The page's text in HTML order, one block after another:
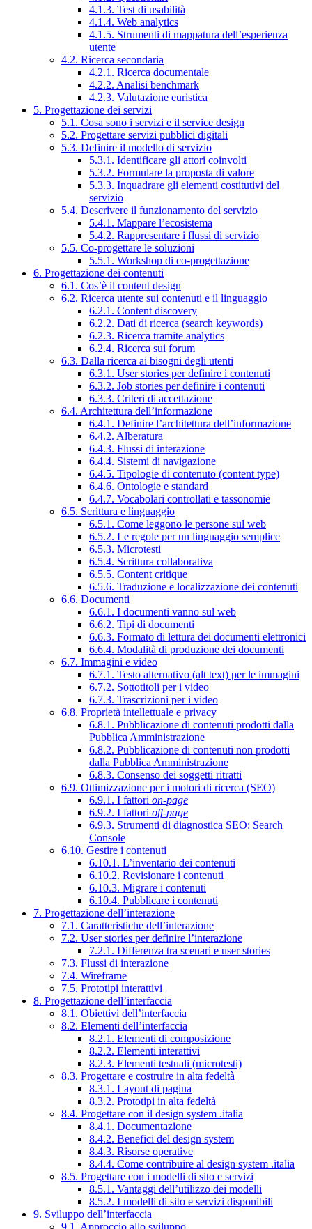
4.1.3. Test di usabilità
4.1.4. Web analytics
4.1.5. Strumenti di mappatura dell’esperienza
utente
4.2. Ricerca secondaria
4.2.1. Ricerca documentale
4.2.2. Analisi benchmark
4.2.3. Valutazione euristica
5. Progettazione dei servizi
5.1. Cosa sono i servizi e il service design
5.2. Progettare servizi pubblici digitali
5.3. Definire il modello di servizio
5.3.1. Identificare gli attori coinvolti
5.3.2. Formulare la proposta di valore
5.3.3. Inquadrare gli elementi costitutivi del
servizio
5.4. Descrivere il funzionamento del servizio
5.4.1. Mappare l’ecosistema
5.4.2. Rappresentare i flussi di servizio
5.5. Co-progettare le soluzioni
5.5.1. Workshop di co-progettazione
6. Progettazione dei contenuti
6.1. Cos’è il content design
6.2. Ricerca utente sui contenuti e il linguaggio
6.2.1. Content discovery
6.2.2. Dati di ricerca (search keywords)
6.2.3. Ricerca tramite analytics
6.2.4. Ricerca sui forum
6.3. Dalla ricerca ai bisogni degli utenti
6.3.1. User stories per definire i contenuti
6.3.2. Job stories per definire i contenuti
6.3.3. Criteri di accettazione
6.4. Architettura dell’informazione
6.4.1. Definire l’architettura dell’informazione
6.4.2. Alberatura
6.4.3. Flussi di interazione
6.4.4. Sistemi di navigazione
6.4.5. Tipologie di contenuto (content type)
6.4.6. Ontologie e standard
6.4.7. Vocabolari controllati e tassonomie
6.5. Scrittura e linguaggio
6.5.1. Come leggono le persone sul web
6.5.2. Le regole per un linguaggio semplice
6.5.3. Microtesti
6.5.4. Scrittura collaborativa
6.5.5. Content critique
6.5.6. Traduzione e localizzazione dei contenuti
6.6. Documenti
6.6.1. I documenti vanno sul web
6.6.2. Tipi di documenti
6.6.3. Formato di lettura dei documenti elettronici
6.6.4. Modalità di produzione dei documenti
6.7. Immagini e video
6.7.1. Testo alternativo (alt text) per le immagini
6.7.2. Sottotitoli per i video
6.7.3. Trascrizioni per i video
6.8. Proprietà intellettuale e privacy
6.8.1. Pubblicazione di contenuti prodotti dalla
Pubblica Amministrazione
6.8.2. Pubblicazione di contenuti non prodotti
dalla Pubblica Amministrazione
6.8.3. Consenso dei soggetti ritratti
6.9. Ottimizzazione per i motori di ricerca (SEO)
6.9.1. I fattori on-page
6.9.2. I fattori off-page
6.9.3. Strumenti di diagnostica SEO: Search
Console
6.10. Gestire i contenuti
6.10.1. L’inventario dei contenuti
6.10.2. Revisionare i contenuti
6.10.3. Migrare i contenuti
6.10.4. Pubblicare i contenuti
7. Progettazione dell’interazione
7.1. Caratteristiche dell’interazione
7.2. User stories per definire l’interazione
7.2.1. Differenza tra scenari e user stories
7.3. Flussi di interazione
7.4. Wireframe
7.5. Prototipi interattivi
8. Progettazione dell’interfaccia
8.1. Obiettivi dell’interfaccia
8.2. Elementi dell’interfaccia
8.2.1. Elementi di composizione
8.2.2. Elementi interattivi
8.2.3. Elementi testuali (microtesti)
8.3. Progettare e costruire in alta fedeltà
8.3.1. Layout di pagina
8.3.2. Prototipi in alta fedeltà
8.4. Progettare con il design system .italia
8.4.1. Documentazione
8.4.2. Benefici del design system
8.4.3. Risorse operative
8.4.4. Come contribuire al design system .italia
8.5. Progettare con i modelli di sito e servizi
8.5.1. Vantaggi dell’utilizzo dei modelli
8.5.2. I modelli di sito e servizi disponibili
9. Sviluppo dell’interfaccia
9.1. Approccio allo sviluppo